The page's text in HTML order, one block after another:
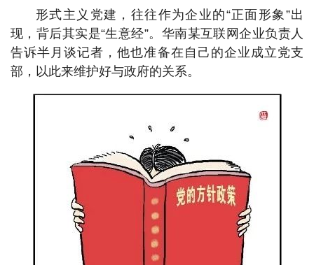
形式主义党建，往往作为企业的“正面形象”出
现，背后其实是“生意经”。华南某互联网企业负责人
告诉半月谈记者，他也准备在自己的企业成立党支
部，以此来维护好与政府的关系。